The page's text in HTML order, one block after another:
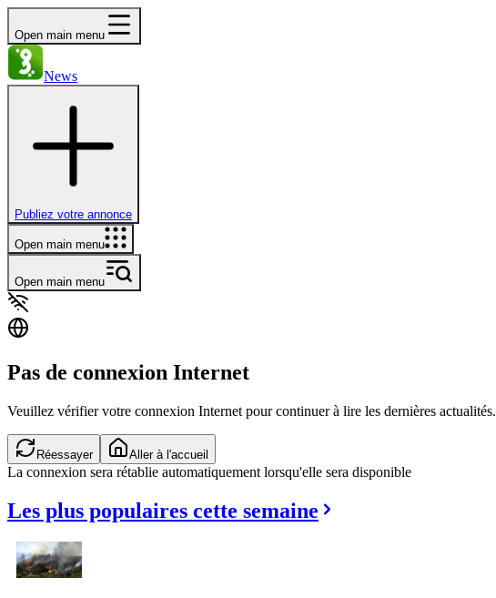
Open main menu
News
Publiez votre annonce
Open main menu
Open main menu
Pas de connexion Internet
Veuillez vérifier votre connexion Internet pour continuer à lire les dernières actualités.
Réessayer Aller à l'accueil
La connexion sera rétablie automatiquement lorsqu'elle sera disponible
Les plus populaires cette semaine